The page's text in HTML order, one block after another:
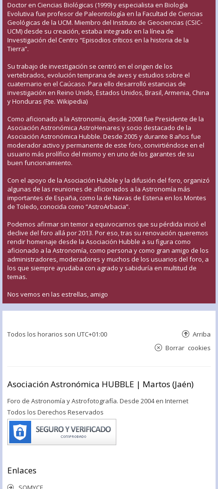
Doctor en Ciencias Biológicas (1999) y especialista en Biología
Evolutiva fue profesor de Paleontología en la Facultad de Ciencias
Geológicas de la UCM. Miembro del Instituto de Geociencias (CSIC-
UCM) desde su creación, estaba integrado en la línea de
Investigación del Centro “Episodios críticos en la historia de la
Tierra”.
Su trabajo de investigación se centró en el origen de los
vertebrados, evolución temprana de aves y estudios sobre el
cuaternario en el Caúcaso. Para ello desarrolló estancias de
investigación en Reino Unido, Estados Unidos, Brasil, Armenia, China
y Honduras (Fte. Wikipedia)
Como aficionado a la Astronomía, desde 2008 fue Presidente de la
Asociación Astronómica AstroHenares y socio destacado de la
Asociación Astronómica Hubble. Desde 2005 y durante 8 años fue
moderador activo y permanente de este foro, convirtiéndose en el
usuario más prolífico del mismo y en uno de los garantes de su
buen funcionamiento.
Con el apoyo de la Asociación Hubble y la difusión del foro, organizó
algunas de las reuniones de aficionados a la Astronomía más
importantes de España, como la de Navas de Estena en los Montes
de Toledo, conocida como “AstroArbacia”.
Podemos afirmar sin temor a equivocarnos que su pérdida inició el
declive del foro allá por 2013. Por eso, tras su renovación queremos
rendir homenaje desde la Asociación Hubble a su figura como
aficionado a la Astronomía, como persona y como gran amigo de los
administradores, moderadores y muchos de los usuarios del foro, a
los que siempre ayudaba con agrado y sabiduría en multitud de
temas.
Nos vemos en las estrellas, amigo
Todos los horarios son UTC+01:00 Arriba
Borrar cookies
Asociación Astronómica HUBBLE | Martos (Jaén)
Foro de Astronomía y Astrofotografía. Desde 2004 en Internet
Todos los Derechos Reservados
Enlaces